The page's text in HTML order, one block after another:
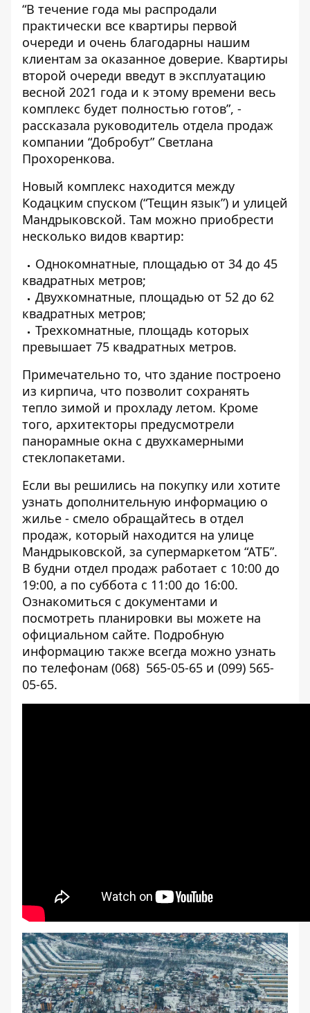
“В течение года мы распродали
практически все квартиры первой
очереди и очень благодарны нашим
клиентам за оказанное доверие. Квартиры
второй очереди введут в эксплуатацию
весной 2021 года и к этому времени весь
комплекс будет полностью готов”, -
рассказала руководитель отдела продаж
компании “Добробут” Светлана
Прохоренкова.
Новый комплекс находится между
Кодацким спуском (“Тещин язык”) и улицей
Мандрыковской. Там можно приобрести
несколько видов квартир:
Однокомнатные, площадью от 34 до 45
квадратных метров;
Двухкомнатные, площадью от 52 до 62
квадратных метров;
Трехкомнатные, площадь которых
превышает 75 квадратных метров.
Примечательно то, что здание построено
из кирпича, что позволит сохранять
тепло зимой и прохладу летом. Кроме
того, архитекторы предусмотрели
панорамные окна с двухкамерными
стеклопакетами.
Если вы решились на покупку или хотите
узнать дополнительную информацию о
жилье - смело обращайтесь в отдел
продаж, который находится на улице
Мандрыковской, за супермаркетом “АТБ”.
В будни отдел продаж работает с 10:00 до
19:00, а по суббота с 11:00 до 16:00.
Ознакомиться с документами и
посмотреть планировки вы можете на
официальном сайте. Подробную
информацию также всегда можно узнать
по телефонам (068) 565-05-65 и (099) 565-
05-65.